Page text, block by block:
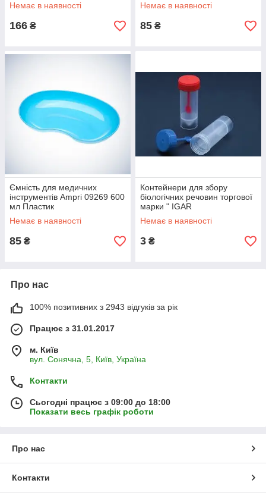
Немає в наявності
166 ₴
Немає в наявності
85 ₴
Ємність для медичних
інструментів Ampri 09269 600
мл Пластик
Немає в наявності
85 ₴
Контейнери для збору
біологічних речовин торгової
марки " IGAR
Немає в наявності
3 ₴
Про нас
100% позитивних з 2943 відгуків за рік
Працює з 31.01.2017
м. Київ
вул. Сонячна, 5, Київ, Україна
Контакти
Сьогодні працює з 09:00 до 18:00
Показати весь графік роботи
Про нас
Контакти